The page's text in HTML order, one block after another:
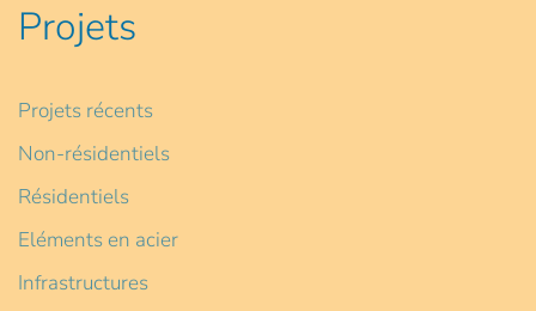
Projets
Projets récents
Non-résidentiels
Résidentiels
Eléments en acier
Infrastructures